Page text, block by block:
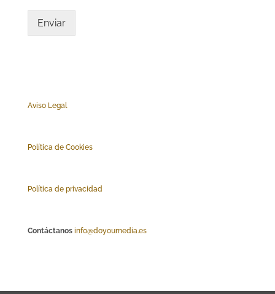
Enviar
Aviso Legal
Política de Cookies
Política de privacidad
Contáctanos info@doyoumedia.es